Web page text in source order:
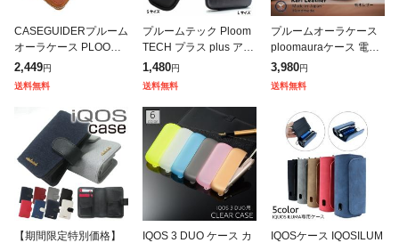
CASEGUIDERプルーム
オーラケース PLOOM
AURAケース 財布型 最
新型PLOOM AURA用カ
バー オールインワン
2,449円
送料無料
プルームテック Ploom
TECH プラス plus アイ
コス アイコス3 アイコ
ス3マルチ iQOS グロー
glo ケース
1,480円
送料無料
プルームオーラケース
ploomauraケース 電子
たばこケース 電 加熱式
たばこ 喫煙 ハンドメイ
ド 手作り 日本製 本革
3,980円
送料無料
【期間限定特別価格】
IQOS 3 DUO ケース カ
IQOSケース IQOSILUM